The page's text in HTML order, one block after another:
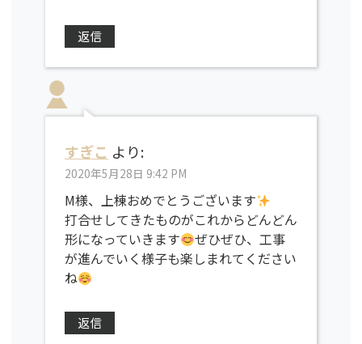
返信
すぎこ より:
2020年5月28日 9:42 PM
M様、上棟おめでとうございます
打合せしてきたものがこれからどんどん
形になっていきます
ぜひぜひ、工事
が進んでいく様子も楽しまれてください
ね
返信